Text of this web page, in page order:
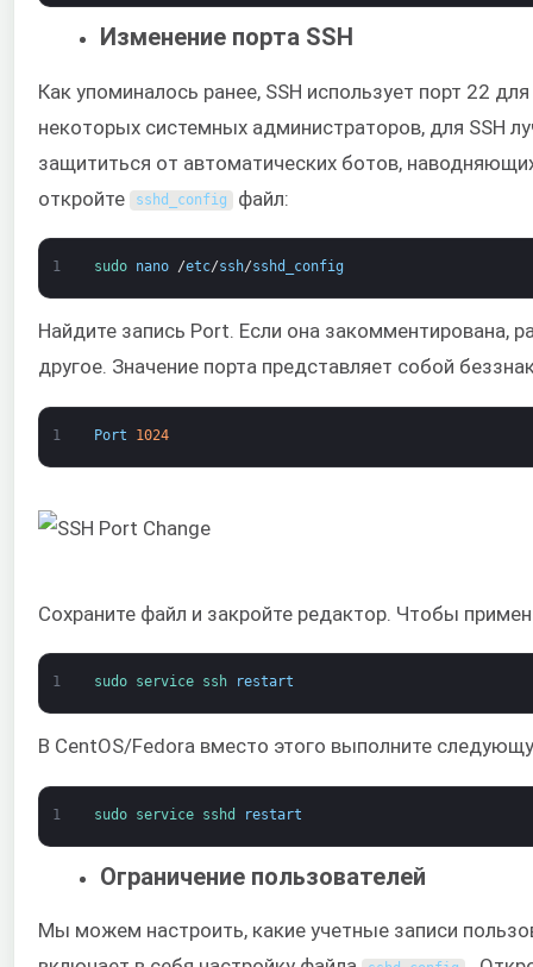
Изменение порта SSH
Как упоминалось ранее, SSH использует порт 22
некоторых системных администраторов, для SSH
защититься от автоматических ботов,
откройте
sshd_config файл:
1 sudo nano /etc/ssh/sshd_config
Найдите запись Port. Если она закомментирована,
другое. Значение порта представляет собой
1 Port 1024
Сохраните файл и закройте редактор. Чтобы
1 sudo service ssh restart
В CentOS/Fedora вместо этого выполните
1 sudo service sshd restart
Ограничение пользователей
Мы можем настроить, какие учетные записи